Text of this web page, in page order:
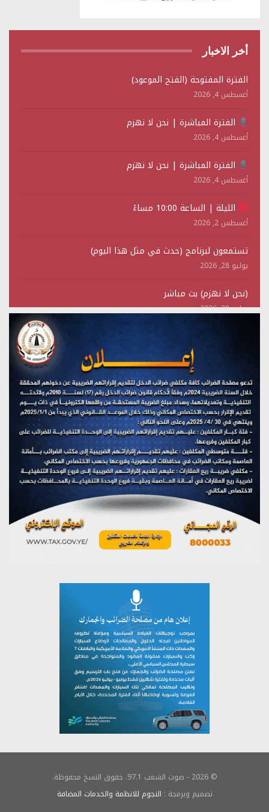
أخر الاخبار
الفترة المفتوحة (الفتح الموعود)
أغسطس 4, 2026
الفترة المباشرة | نحن لا نهزم
أغسطس 4, 2026
الفترة المباشرة | نحن لا نهزم
أغسطس 4, 2026
الليلة | الساعة 10:00 مساءً
أغسطس 2, 2026
تستمعون لبرنامج (حدث في مثل هذا اليوم)
يوليو 28, 2026
(نحن لا نهزم) بث مباشر
يوليو 28, 2026
تستمعون لبرنامج (هندسة الوهم)
مؤتمر صحفي لمركز عين الإنسانية حول جرائم تحالف العدوان
على اليمن
يوليو 27, 2026
تستمعون لبرنامج (مع السيد القائد)
يوليو 26, 2026
تستمعون لبرنامج (خبر وعلم)
يوليو 26, 2026
© 2026 - صوت الشعب 97.1. حقوق النسخ محفوظة.
تصميم وبرمجة : النجوم للانظمة والخدمات المضافة